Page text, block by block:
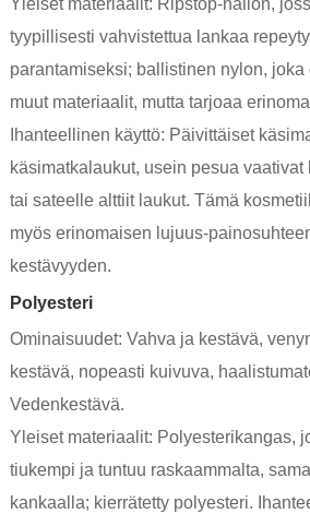
Yleiset materiaalit: Ripstop-nailon,
tyypillisesti vahvistettua lankaa
parantamiseksi; ballistinen nylon,
muut materiaalit, mutta tarjoaa
Ihanteellinen käyttö: Päivittäiset
käsimatkalaukut, usein pesua
tai sateelle alttiit laukut. Tämä
myös erinomaisen lujuus-
kestävyyden.
Polyesteri
Ominaisuudet: Vahva ja kestävä,
kestävä, nopeasti kuivuva,
Vedenkestävä.
Yleiset materiaalit: Polyesterikangas,
tiukempi ja tuntuu raskaammalta,
kankaalla; kierrätetty polyesteri.